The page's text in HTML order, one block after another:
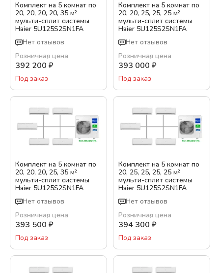
Комплект на 5 комнат по
20, 20, 20, 20, 35 м²
мульти-сплит системы
Haier 5U125S2SN1FA
Нет отзывов
Розничная цена
392 200 ₽
Под заказ
Комплект на 5 комнат по
20, 20, 25, 25, 25 м²
мульти-сплит системы
Haier 5U125S2SN1FA
Нет отзывов
Розничная цена
393 000 ₽
Под заказ
Комплект на 5 комнат по
20, 20, 20, 25, 35 м²
мульти-сплит системы
Haier 5U125S2SN1FA
Нет отзывов
Розничная цена
393 500 ₽
Под заказ
Комплект на 5 комнат по
20, 25, 25, 25, 25 м²
мульти-сплит системы
Haier 5U125S2SN1FA
Нет отзывов
Розничная цена
394 300 ₽
Под заказ